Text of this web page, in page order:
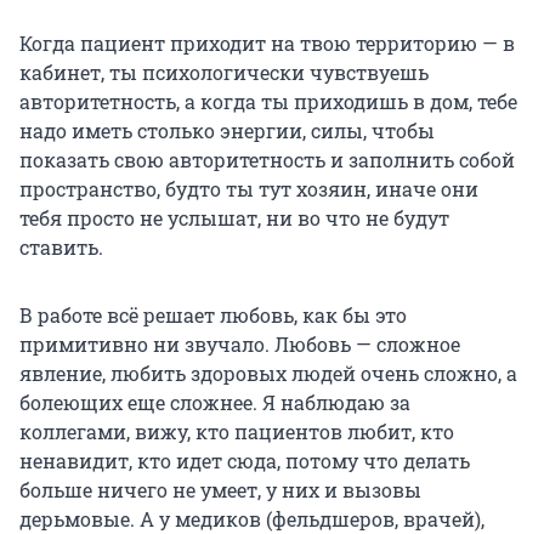
Когда пациент приходит на твою территорию — в
кабинет, ты психологически чувствуешь
авторитетность, а когда ты приходишь в дом, тебе
надо иметь столько энергии, силы, чтобы
показать свою авторитетность и заполнить собой
пространство, будто ты тут хозяин, иначе они
тебя просто не услышат, ни во что не будут
ставить.
В работе всё решает любовь, как бы это
примитивно ни звучало. Любовь — сложное
явление, любить здоровых людей очень сложно, а
болеющих еще сложнее. Я наблюдаю за
коллегами, вижу, кто пациентов любит, кто
ненавидит, кто идет сюда, потому что делать
больше ничего не умеет, у них и вызовы
дерьмовые. А у медиков (фельдшеров, врачей),